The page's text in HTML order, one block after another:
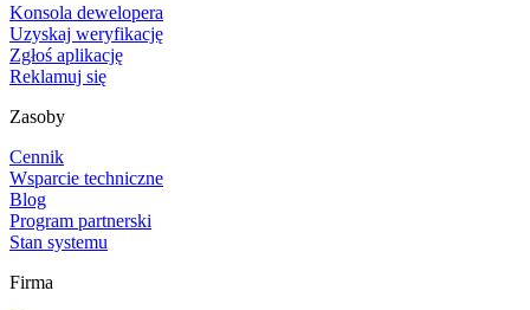
Konsola dewelopera
Uzyskaj weryfikację
Zgłoś aplikację
Reklamuj się
Zasoby
Cennik
Wsparcie techniczne
Blog
Program partnerski
Stan systemu
Firma